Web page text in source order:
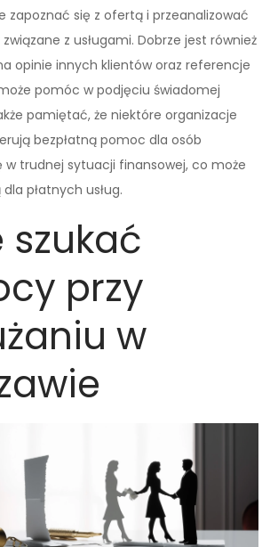
zapoznać się z ofertą i przeanalizować
z usługami. Dobrze jest również
opinie innych klientów oraz referencje
pomóc w podjęciu świadomej
pamiętać, że niektóre organizacje
bezpłatną pomoc dla osób
w trudnej sytuacji finansowej, co może
płatnych usług.
szukać
przy
w